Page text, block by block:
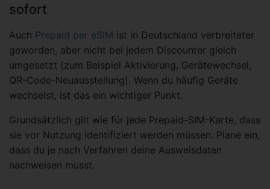
sofort
Auch Prepaid per eSIM ist in Deutschland verbreiteter
geworden, aber nicht bei jedem Discounter gleich
umgesetzt (zum Beispiel Aktivierung, Gerätewechsel,
QR-Code-Neuausstellung). Wenn du häufig Geräte
wechselst, ist das ein wichtiger Punkt.
Grundsätzlich gilt wie für jede Prepaid-SIM-Karte, dass
sie vor Nutzung identifiziert werden müssen. Plane ein,
dass du je nach Verfahren deine Ausweisdaten
nachweisen musst.